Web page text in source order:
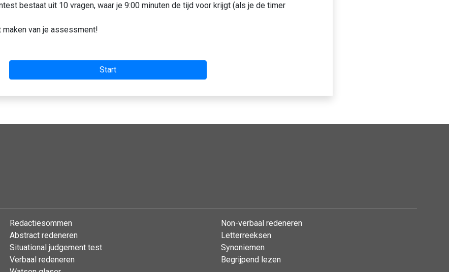
bestaat uit 10 vragen, waar je 9:00 minuten de tijd voor krijgt (als je de timer
van je assessment!
Redactiesommen
Abstract redeneren
Situational judgement test
Verbaal redeneren
Non-verbaal redeneren
Letterreeksen
Synoniemen
Begrijpend lezen